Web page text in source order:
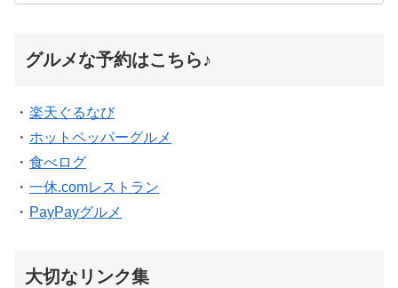
グルメな予約はこちら♪
・ 楽天ぐるなび
・ ホットペッパーグルメ
・ 食べログ
・ 一休.comレストラン
・ PayPayグルメ
大切なリンク集